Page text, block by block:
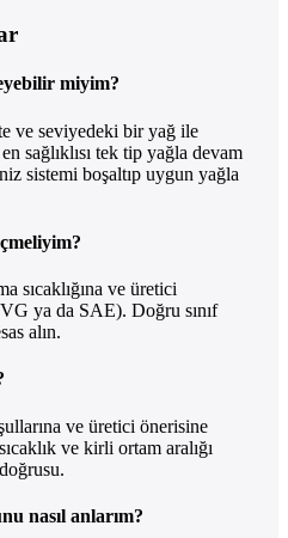
miyim?
ve seviyedeki bir yağ ile
sağlıklısı tek tip yağla devam
sistemi boşaltıp uygun yağla
sıcaklığına ve üretici
ya da SAE). Doğru sınıf
alın.
ve üretici önerisine
ve kirli ortam aralığı
nasıl anlarım?